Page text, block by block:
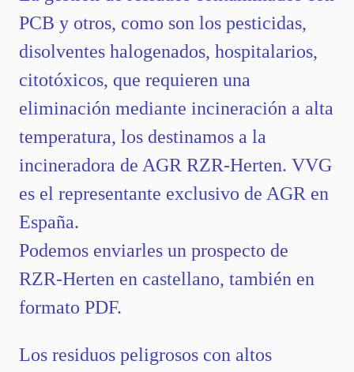
PCB y otros, como son los pesticidas,
disolventes halogenados, hospitalarios,
citotóxicos, que requieren una
eliminación mediante incineración a alta
temperatura, los destinamos a la
incineradora de AGR RZR-Herten. VVG
es el representante exclusivo de AGR en
España.
Podemos enviarles un prospecto de
RZR-Herten en castellano, también en
formato PDF.
Los residuos peligrosos con altos